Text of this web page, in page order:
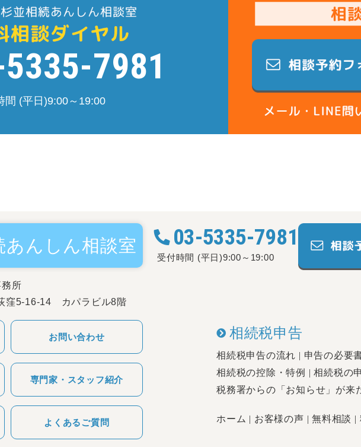
7981
間 (平日)9:00～19:00
あんしん相談室
所
窪5-16-14 カパラビル8階
お問い合わせ
専門家・スタッフ紹介
よくあるご質問
03-5335-7981
受付時間 (平日)9:00～19:00
相続税申告
相続税申告の流れ 申告の必要
相続税の控除・特例
相続税の
税務署からの「お知らせ」が来
ホーム お客様の声 無料相談